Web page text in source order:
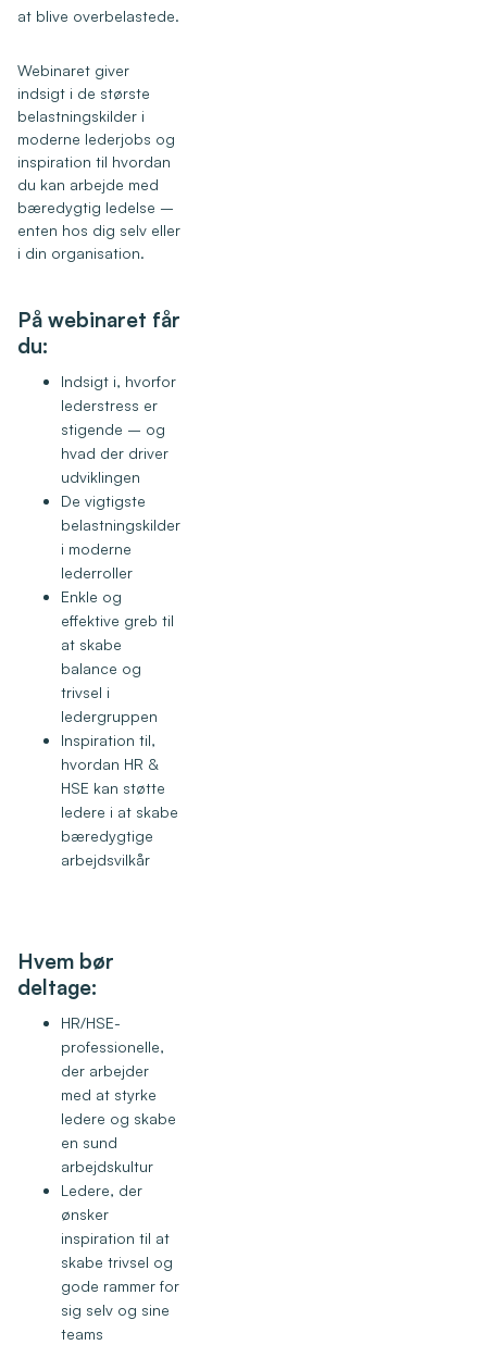
at blive overbelastede.
Webinaret giver
indsigt i de største
belastningskilder i
moderne lederjobs og
inspiration til hvordan
du kan arbejde med
bæredygtig ledelse –
enten hos dig selv eller
i din organisation.
På webinaret får
du:
Indsigt i, hvorfor
lederstress er
stigende – og
hvad der driver
udviklingen
De vigtigste
belastningskilder
i moderne
lederroller
Enkle og
effektive greb til
at skabe
balance og
trivsel i
ledergruppen
Inspiration til,
hvordan HR &
HSE kan støtte
ledere i at skabe
bæredygtige
arbejdsvilkår
Hvem bør
deltage:
HR/HSE-
professionelle,
der arbejder
med at styrke
ledere og skabe
en sund
arbejdskultur
Ledere, der
ønsker
inspiration til at
skabe trivsel og
gode rammer for
sig selv og sine
teams